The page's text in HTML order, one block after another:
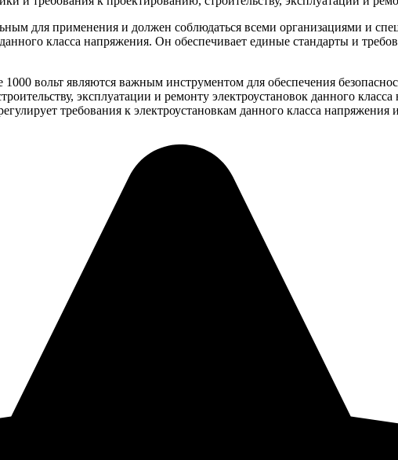
для применения и должен соблюдаться всеми организациями и
класса напряжения. Он обеспечивает единые стандарты и
вольт являются важным инструментом для обеспечения
эксплуатации и ремонту электроустановок данного
требования к электроустановкам данного класса напряжения